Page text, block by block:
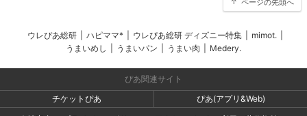
ウレぴあ総研 ハピママ* ウレぴあ総研 ディズニー特集 mimot.
うまいめし
うまいパン うまい肉 Medery.
ぴあ関連サイト
チケットぴあ
ぴあ(アプリ&Web)